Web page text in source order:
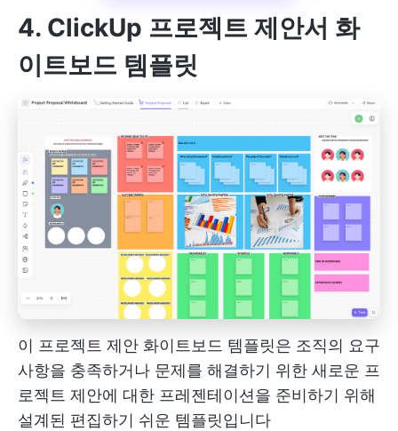
4. ClickUp 프로젝트 제안서 화
이트보드 템플릿
이 프로젝트 제안 화이트보드 템플릿은 조직의 요구
사항을 충족하거나 문제를 해결하기 위한 새로운 프
로젝트 제안에 대한 프레젠테이션을 준비하기 위해
설계된 편집하기 쉬운 템플릿입니다